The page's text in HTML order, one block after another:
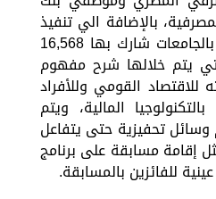
بالإضافة الي تنفيذ
عدد 51 محاضرة فعلية بالجامعات شارك بها 16,568
يتم خلالها شرح مفهوم
القومي وللأفراد
المالية، ويتم
تحفيزية حتى يتفاعل
إقامة مسابقة على برنامج